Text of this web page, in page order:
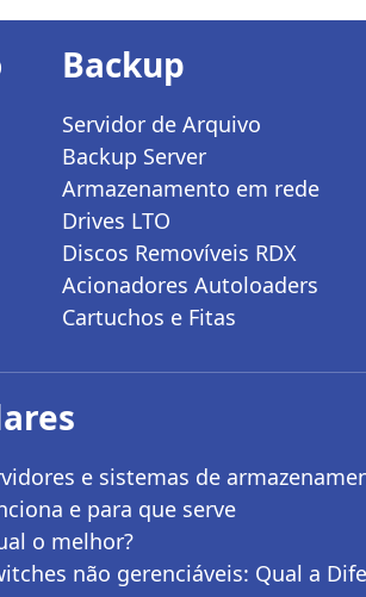
Backup
Servidor de Arquivo
Backup Server
Armazenamento em rede
Drives LTO
Discos Removíveis RDX
Acionadores Autoloaders
Cartuchos e Fitas
e sistemas de
e para que serve
o melhor?
não gerenciáveis: Qual a